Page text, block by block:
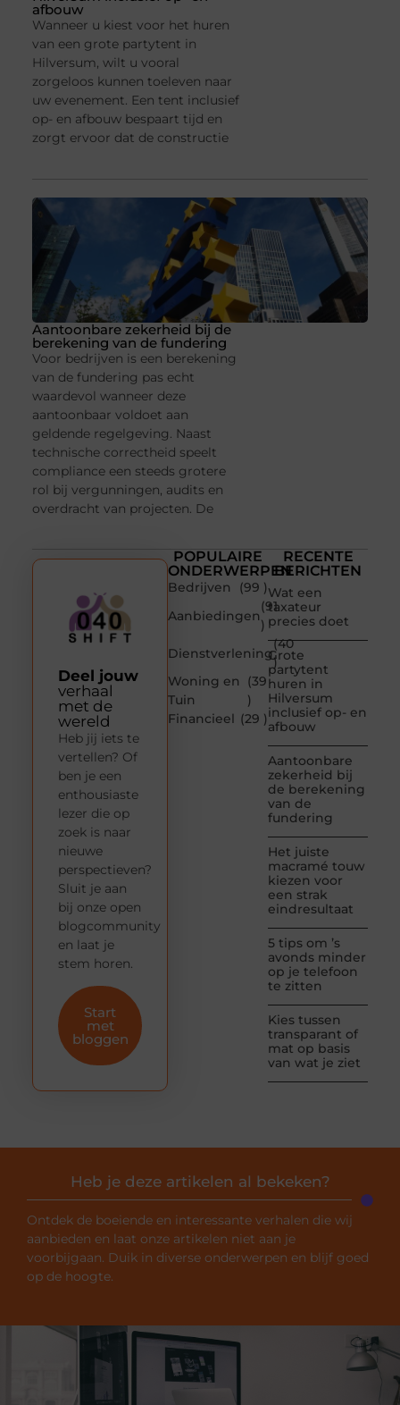
afbouw
Wanneer u kiest voor het huren
van een grote partytent in
Hilversum, wilt u vooral
zorgeloos kunnen toeleven naar
uw evenement. Een tent inclusief
op- en afbouw bespaart tijd en
zorgt ervoor dat de constructie
Aantoonbare zekerheid bij de
berekening van de fundering
Voor bedrijven is een berekening
van de fundering pas echt
waardevol wanneer deze
aantoonbaar voldoet aan
geldende regelgeving. Naast
technische correctheid speelt
compliance een steeds grotere
rol bij vergunningen, audits en
overdracht van projecten. De
POPULAIRE
ONDERWERPEN
Bedrijven
(99 )
Aanbiedingen
(91
)
Dienstverlening
(40
)
Woning en
Tuin
(39
)
Financieel (29 )
RECENTE
BERICHTEN
Wat een
taxateur
precies doet
Grote
partytent
huren in
Hilversum
inclusief op- en
afbouw
Aantoonbare
zekerheid bij
de berekening
van de
fundering
Het juiste
macramé touw
kiezen voor
een strak
eindresultaat
5 tips om ’s
avonds minder
op je telefoon
te zitten
Kies tussen
transparant of
mat op basis
van wat je ziet
Deel jouw
verhaal
met de
wereld
Heb jij iets te
vertellen? Of
ben je een
enthousiaste
lezer die op
zoek is naar
nieuwe
perspectieven?
Sluit je aan
bij onze open
blogcommunity
en laat je
stem horen.
Start
met
bloggen
Heb je deze artikelen al bekeken?
Ontdek de boeiende en interessante verhalen die wij
aanbieden en laat onze artikelen niet aan je
voorbijgaan. Duik in diverse onderwerpen en blijf goed
op de hoogte.